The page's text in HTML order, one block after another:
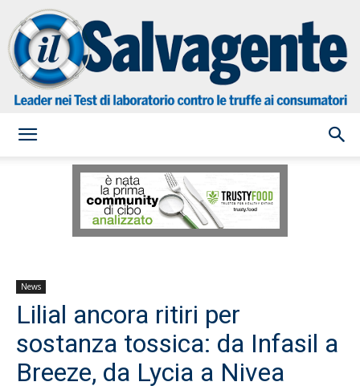
Salvagente
News
Lilial ancora ritiri per
sostanza tossica: da Infasil a
Breeze, da Lycia a Nivea